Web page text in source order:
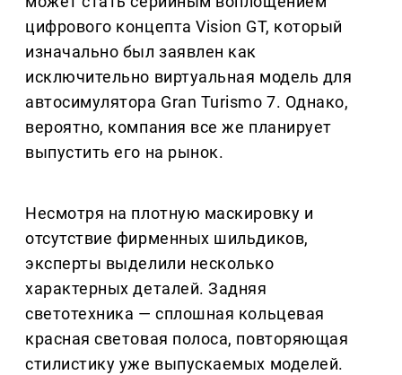
цифрового концепта Vision GT, который
изначально был заявлен как
исключительно виртуальная модель для
автосимулятора Gran Turismo 7. Однако,
вероятно, компания все же планирует
выпустить его на рынок.
Несмотря на плотную маскировку и
отсутствие фирменных шильдиков,
эксперты выделили несколько
характерных деталей. Задняя
светотехника — сплошная кольцевая
красная световая полоса, повторяющая
стилистику уже выпускаемых моделей.